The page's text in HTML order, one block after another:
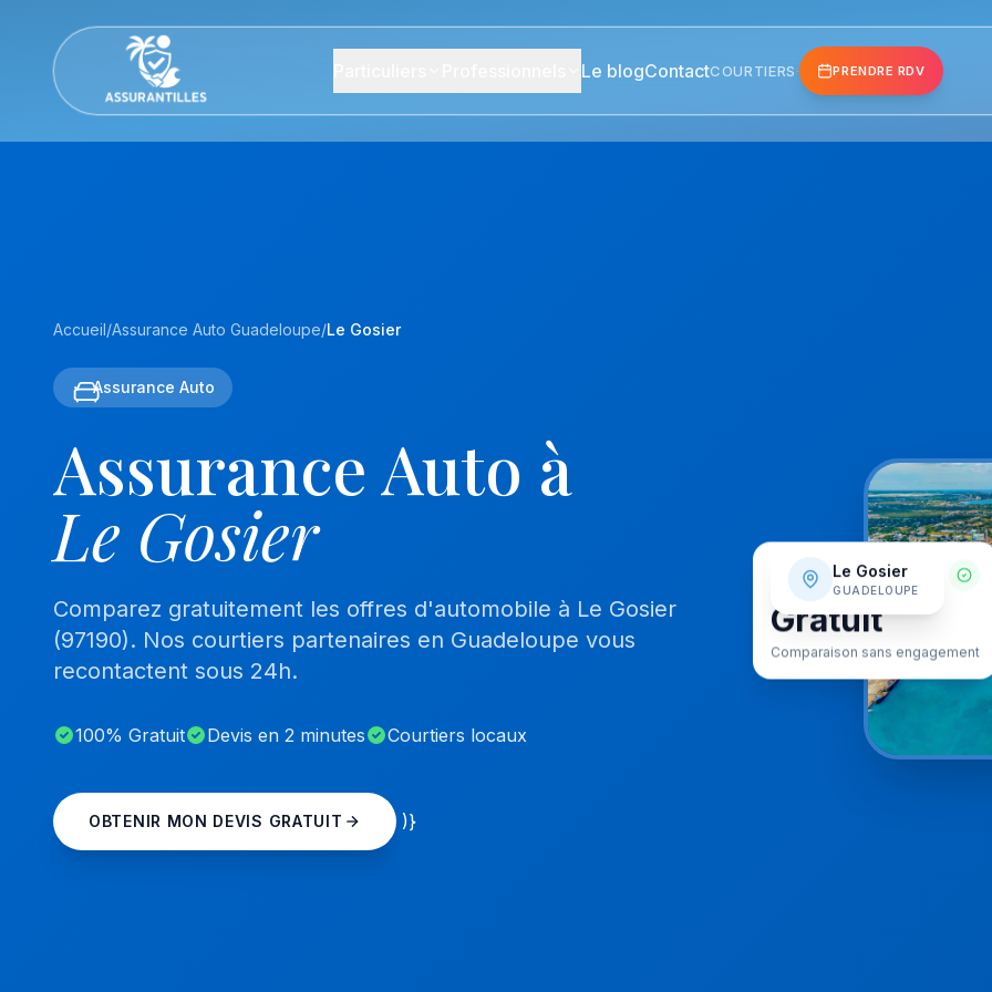
Le blogContactCOURTIERS · PRENDRE RDV
Accueil/Assurance Auto Guadeloupe/Le Gosier
Assurance Auto
Assurance Auto à
Le Gosier
Comparez gratuitement les offres d'automobile à Le Gosier
(97190). Nos courtiers partenaires en Guadeloupe vous
recontactent sous 24h.
100% Gratuit Devis en 2 minutes Courtiers locaux
OBTENIR MON DEVIS GRATUIT )}
SERVICE
Gratuit
Comparaison sans engagement
Le Gosier
GUADELOUPE